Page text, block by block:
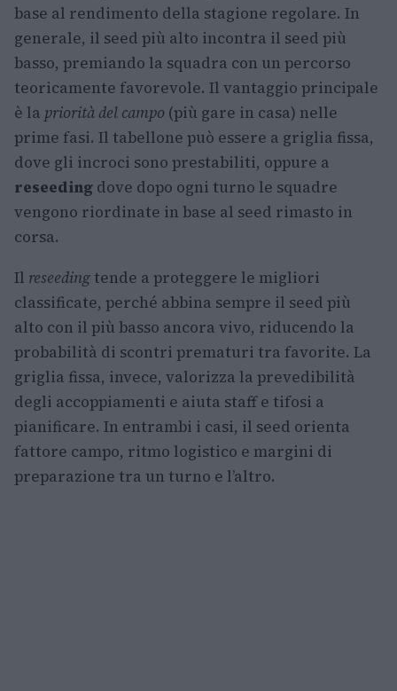
base al rendimento della stagione regolare. In
generale, il seed più alto incontra il seed più
basso, premiando la squadra con un percorso
teoricamente favorevole. Il vantaggio principale
è la priorità del campo (più gare in casa) nelle
prime fasi. Il tabellone può essere a griglia fissa,
dove gli incroci sono prestabiliti, oppure a
reseeding dove dopo ogni turno le squadre
vengono riordinate in base al seed rimasto in
corsa.
Il reseeding tende a proteggere le migliori
classificate, perché abbina sempre il seed più
alto con il più basso ancora vivo, riducendo la
probabilità di scontri prematuri tra favorite. La
griglia fissa, invece, valorizza la prevedibilità
degli accoppiamenti e aiuta staff e tifosi a
pianificare. In entrambi i casi, il seed orienta
fattore campo, ritmo logistico e margini di
preparazione tra un turno e l’altro.